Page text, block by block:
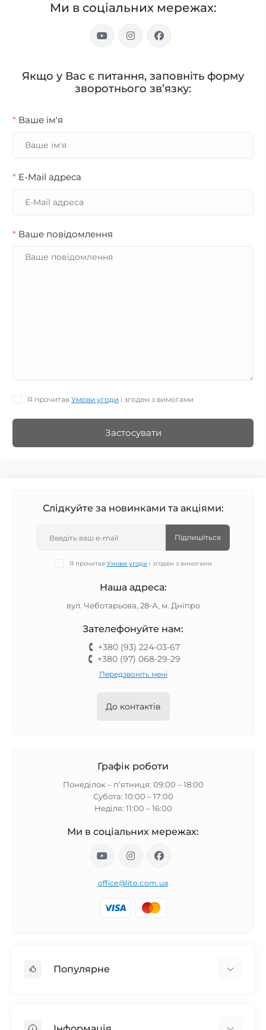
Ми в соціальних мережах:
Якщо у Вас є питання, заповніть форму
зворотнього зв’язку:
* Ваше ім'я
* E-Mail адреса
* Ваше повідомлення
Я прочитав Умови угоди і згоден з вимогами
Застосувати
Слідкуйте за новинками та акціями:
Підпишіться
Я прочитав Умови угоди і згоден з вимогами
Наша адреса:
вул. Чеботарьова, 28-А, м. Дніпро
Зателефонуйте нам:
+380 (93) 224-03-67
+380 (97) 068-29-29
Передзвоніть мені
До контактів
Графік роботи
Понеділок – п’ятниця: 09:00 – 18:00
Субота: 10:00 – 17:00
Неділя: 11:00 – 16:00
Ми в соціальних мережах:
office@lito.com.ua
Популярне